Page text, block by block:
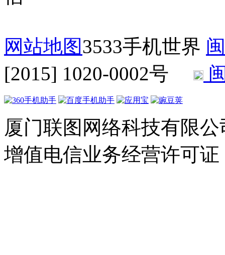
网站地图3533手机世界
[2015] 1020-0002号
厦门联图网络科技有限公
增值电信业务经营许可证